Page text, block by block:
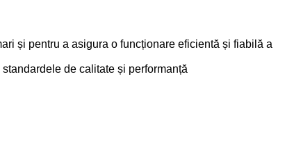
și pentru a asigura o funcționare eficientă și fiabilă a
de calitate și performanță